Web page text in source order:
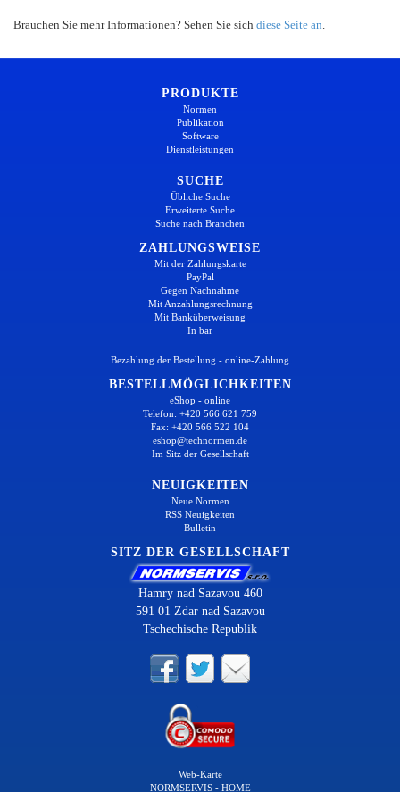
Brauchen Sie mehr Informationen? Sehen Sie sich diese Seite an
PRODUKTE
Normen
Publikation
Software
Dienstleistungen
SUCHE
Übliche Suche
Erweiterte Suche
Suche nach Branchen
ZAHLUNGSWEISE
Mit der Zahlungskarte
PayPal
Gegen Nachnahme
Mit Anzahlungsrechnung
Mit Banküberweisung
In bar
Bezahlung der Bestellung - online-Zahlung
BESTELLMÖGLICHKEITEN
eShop - online
Telefon: +420 566 621 759
Fax: +420 566 522 104
eshop@technormen.de
Im Sitz der Gesellschaft
NEUIGKEITEN
Neue Normen
RSS Neuigkeiten
Bulletin
SITZ DER GESELLSCHAFT
Hamry nad Sazavou 460
591 01 Zdar nad Sazavou
Tschechische Republik
Web-Karte
NORMSERVIS - HOME